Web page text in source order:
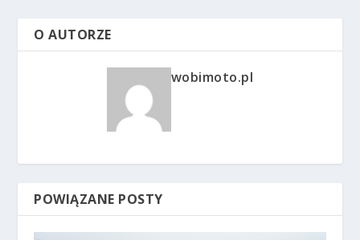
O AUTORZE
wobimoto.pl
POWIĄZANE POSTY